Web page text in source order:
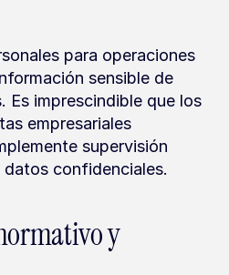
para operaciones
sensible de
Es imprescindible que los
empresariales
supervisión
confidenciales.
y